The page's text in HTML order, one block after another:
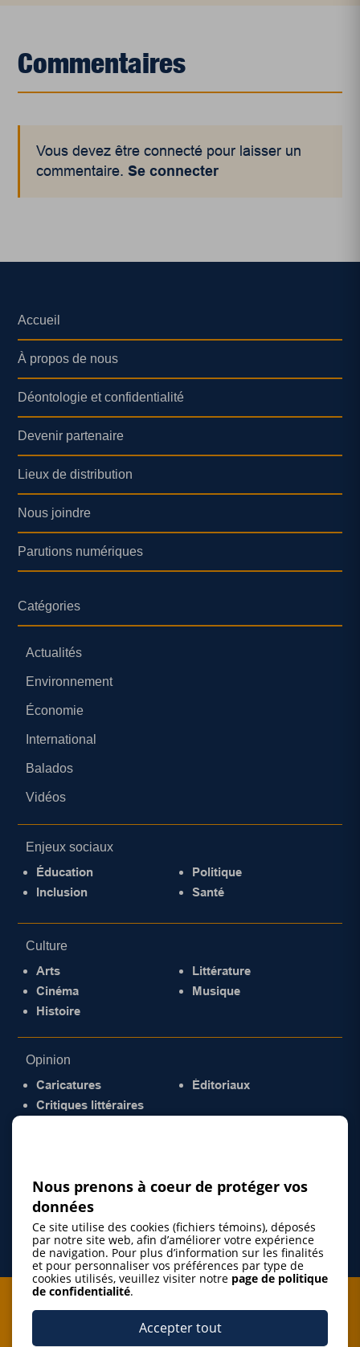
Commentaires
Vous devez être connecté pour laisser un
commentaire.Se connecter
Accueil
À propos de nous
Déontologie et confidentialité
Devenir partenaire
Lieux de distribution
Nous joindre
Parutions numériques
Catégories
Actualités
Environnement
Économie
International
Balados
Vidéos
Enjeux sociaux
Éducation
Inclusion
Politique
Santé
Culture
Arts
Cinéma
Histoire
Littérature
Musique
Opinion
Caricatures
Critiques littéraires
Éditoriaux
Je m'abonne à l'infolettre
Nous prenons à coeur de protéger vos
données
Ce site utilise des cookies (fichiers témoins), déposés
par notre site web, afin d’améliorer votre expérience
de navigation. Pour plus d’information sur les finalités
et pour personnaliser vos préférences par type de
cookies utilisés, veuillez visiter notre page de politique
de confidentialité.
Accepter tout